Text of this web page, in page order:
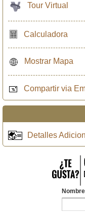
Tour Virtual
Calculadora
Mostrar Mapa
Compartir via
Detalles
Nombre